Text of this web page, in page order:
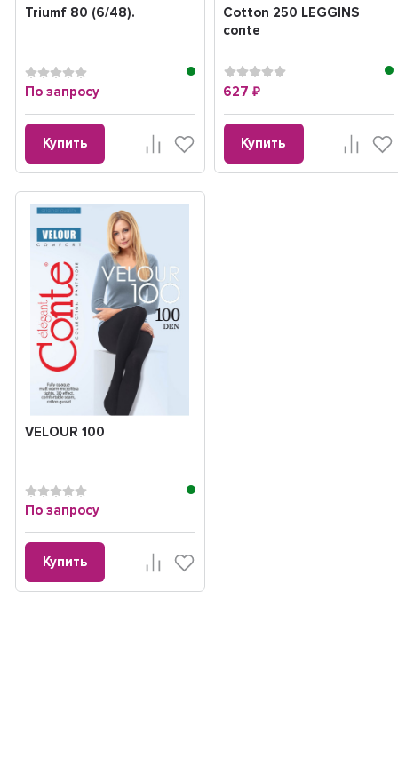
Triumf 80 (6/48).
По запросу
Купить
Cotton 250 LEGGINS
conte
627₽
Купить
VELOUR 100
По запросу
Купить